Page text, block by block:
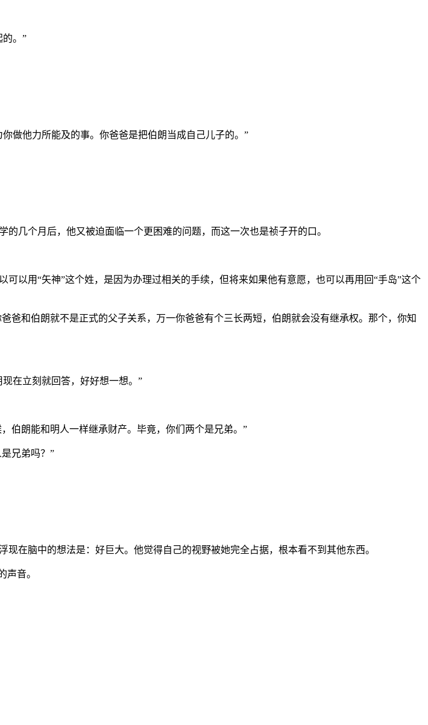
。”
做他力所能及的事。你爸爸是把伯朗当成自己儿子的。”
几个月后，他又被迫面临一个更困难的问题，而这一次也是祯子开的口。
以用“矢神”这个姓，是因为办理过相关的手续，但将来如果他有意愿，也可以再用回“手岛”这个
爸和伯朗就不是正式的父子关系，万一你爸爸有个三长两短，伯朗就会没有继承权。那个，你知
在立刻就回答，好好想一想。”
伯朗能和明人一样继承财产。毕竟，你们两个是兄弟。”
兄弟吗？”
在脑中的想法是：好巨大。他觉得自己的视野被她完全占据，根本看不到其他东西。
声音。